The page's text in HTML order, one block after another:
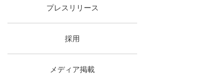
プレスリリース
採用
メディア掲載